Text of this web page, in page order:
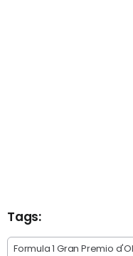
Tags:
Formula 1 Gran Premio